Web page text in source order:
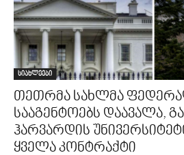
სიახლეები
თეთრმა სახლმა
სააგენტოებს დაავალა,
ჰარვარდის
ყველა კონტრაქტი